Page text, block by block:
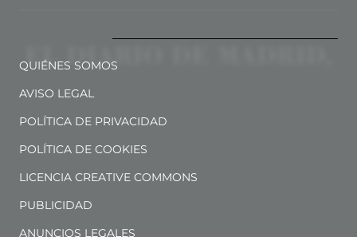
QUIÉNES SOMOS
AVISO LEGAL
POLÍTICA DE PRIVACIDAD
POLÍTICA DE COOKIES
LICENCIA CREATIVE COMMONS
PUBLICIDAD
ANUNCIOS LEGALES